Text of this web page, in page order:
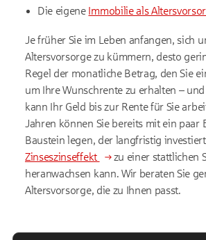
Die eigene Immobilie als
Je früher Sie im Leben anfangen, sich
Altersvorsorge zu kümmern, desto
Regel der monatliche Betrag, den Sie
um Ihre Wunschrente zu erhalten –
kann Ihr Geld bis zur Rente für Sie
Jahren können Sie bereits mit ein paar
Baustein legen, der langfristig
Zinseszinseffekt
zu einer stattlichen
heranwachsen kann. Wir beraten Sie
Altersvorsorge, die zu Ihnen passt.